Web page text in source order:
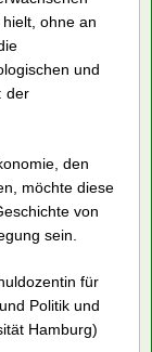
ohne an
und
der
den
möchte diese
von
sein.
für
Politik und
Hamburg)